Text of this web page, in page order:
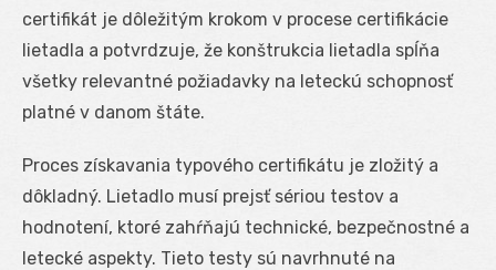
certifikát je dôležitým krokom v procese certifikácie
lietadla a potvrdzuje, že konštrukcia lietadla spĺňa
všetky relevantné požiadavky na leteckú schopnosť
platné v danom štáte.
Proces získavania typového certifikátu je zložitý a
dôkladný. Lietadlo musí prejsť sériou testov a
hodnotení, ktoré zahŕňajú technické, bezpečnostné a
letecké aspekty. Tieto testy sú navrhnuté na